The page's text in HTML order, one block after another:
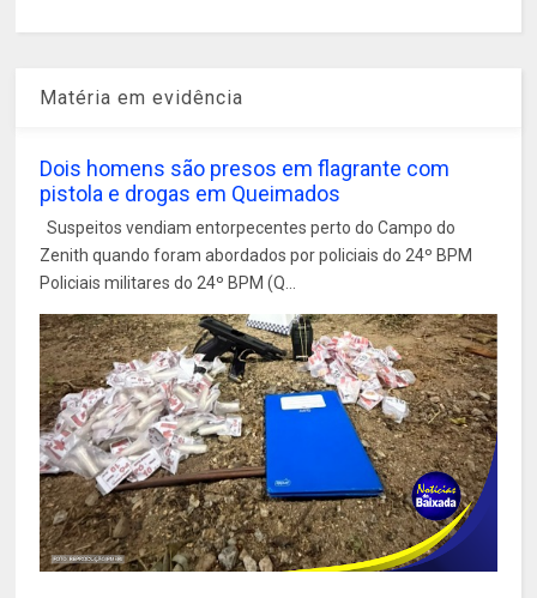
Matéria em evidência
Dois homens são presos em flagrante com
pistola e drogas em Queimados
Suspeitos vendiam entorpecentes perto do Campo do
Zenith quando foram abordados por policiais do 24º BPM
Policiais militares do 24º BPM (Q...